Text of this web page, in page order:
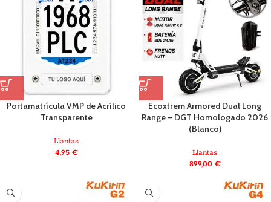
Portamatrícula VMP de Acrílico
Transparente
Llantas
4,95 €
Ecoxtrem Armored Dual Long
Range – DGT Homologado 2026
(Blanco)
Llantas
899,00 €